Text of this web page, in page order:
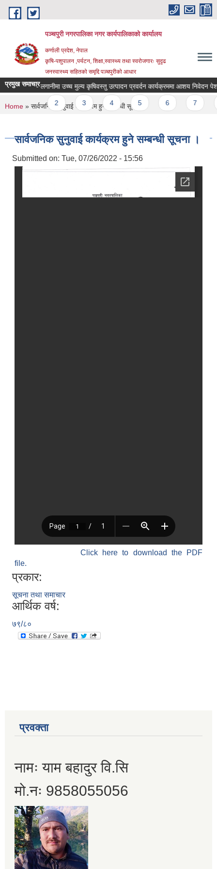
Skip to main content
पञ्चपुरी नगरपालिका नगर कार्यपालिकाको कार्यालय
कर्णाली प्रदेश, नेपाल
कृषि-पशुपालन ,पर्यटन, शिक्षा,स्वास्थ्य तथा स्वरोजगारः सुदृढ
जनस्वास्थ्य सहितको समृद्दि पञ्चपुरीको आधार
प्रमुख समाचार
सह- लगानीमा उच्च मुल्य कृषिवस्तु उत्पादन प्रवर्दन कार्यक्रममा आशय निवेदन पेश गर्ने
Pages
2 3 4 5
You are here
Home » सार्वजनिक सुनुवाई कार्यक्रम हुने सम्बन्धी सूचना ।
सार्वजनिक सुनुवाई कार्यक्रम हुने सम्बन्धी सूचना ।
Submitted on: Tue, 07/26/2022 - 15:56
Click here to download the PDF
file.
प्रकार:
सूचना तथा समाचार
आर्थिक वर्ष:
७९/८०
प्रवक्ता
नामः याम बहादुर वि.सि
मो.नः 9858055056